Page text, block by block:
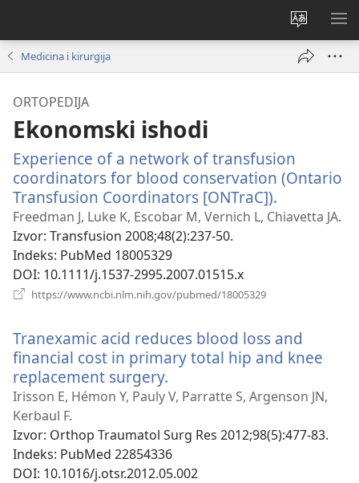
Promijeni
jezik
Medicina i kirurgija
ORTOPEDIJA
Ekonomski ishodi
Experience of a network of transfusion
coordinators for blood conservation (Ontario
Transfusion Coordinators [ONTraC]).
se
Freedman J, Luke K, Escobar M, Vernich L, Chiavetta JA.
Izvor‎: Transfusion 2008;48(2):237-50.
Indeks‎: PubMed 18005329
DOI‎: 10.1111/j.1537-2995.2007.01515.x
https://www.ncbi.nlm.nih.gov/pubmed/18005329
prozor)
Tranexamic acid reduces blood loss and
financial cost in primary total hip and knee
replacement surgery.
se
prozor)
Irisson E, Hémon Y, Pauly V, Parratte S, Argenson JN,
Kerbaul F.
Izvor‎: Orthop Traumatol Surg Res 2012;98(5):477-83.
Indeks‎: PubMed 22854336
DOI‎: 10.1016/j.otsr.2012.05.002